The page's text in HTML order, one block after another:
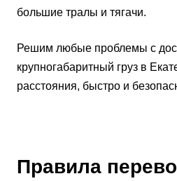
большие тралы и тягачи.
Решим любые проблемы с
крупногабаритный груз в
расстояния, быстро и
Правила